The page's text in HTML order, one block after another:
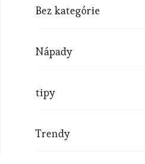
Bez kategórie
Nápady
tipy
Trendy